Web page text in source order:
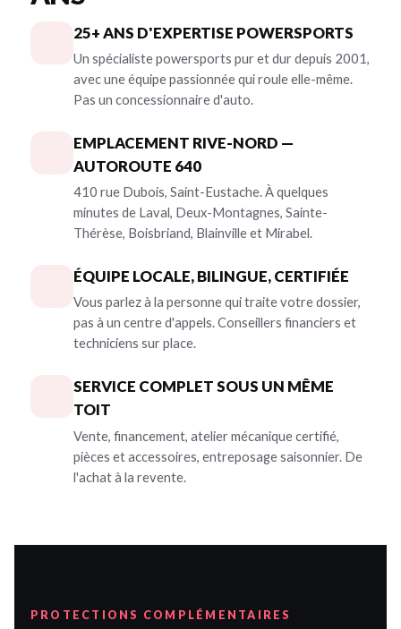
25+ ANS D'EXPERTISE POWERSPORTS
Un spécialiste powersports pur et dur depuis 2001,
avec une équipe passionnée qui roule elle-même.
Pas un concessionnaire d'auto.
EMPLACEMENT RIVE-NORD —
AUTOROUTE 640
410 rue Dubois, Saint-Eustache. À quelques
minutes de Laval, Deux-Montagnes, Sainte-
Thérèse, Boisbriand, Blainville et Mirabel.
ÉQUIPE LOCALE, BILINGUE, CERTIFIÉE
Vous parlez à la personne qui traite votre dossier,
pas à un centre d'appels. Conseillers financiers et
techniciens sur place.
SERVICE COMPLET SOUS UN MÊME
TOIT
Vente, financement, atelier mécanique certifié,
pièces et accessoires, entreposage saisonnier. De
l'achat à la revente.
PROTECTIONS COMPLÉMENTAIRES